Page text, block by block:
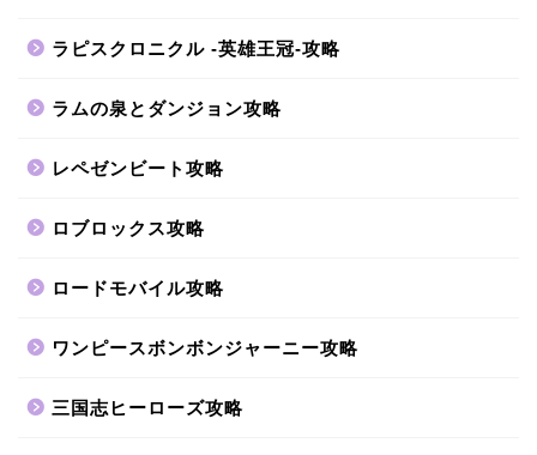
ラピスクロニクル -英雄王冠-攻略
ラムの泉とダンジョン攻略
レペゼンビート攻略
ロブロックス攻略
ロードモバイル攻略
ワンピースボンボンジャーニー攻略
三国志ヒーローズ攻略